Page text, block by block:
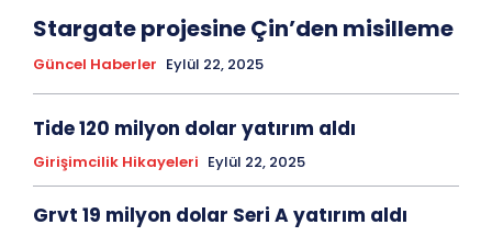
Stargate projesine Çin’den misilleme
Güncel Haberler Eylül 22, 2025
Tide 120 milyon dolar yatırım aldı
Girişimcilik Hikayeleri Eylül 22, 2025
Grvt 19 milyon dolar Seri A yatırım aldı